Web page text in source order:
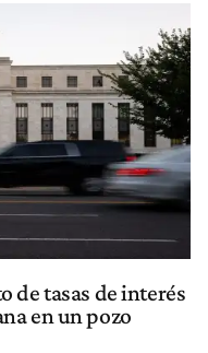
de tasas de interés
en un pozo